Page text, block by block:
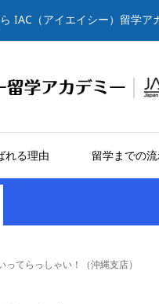
IAC（アイエイシー）留学ア
れる理由 留学までの
ってらっしゃい！（沖縄支店）